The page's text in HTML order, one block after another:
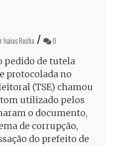
Isaias Rocha / 0
pedido de tutela
protocolada no
(TSE) chamou
utilizado pelos
o documento,
de corrupção,
do prefeito de